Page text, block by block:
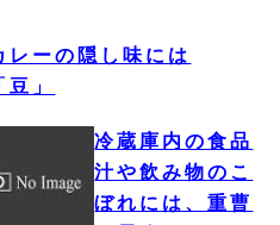
レーの隠し味には
豆」
冷蔵庫内の食品
汁や飲み物のこ
ぼれには、重曹